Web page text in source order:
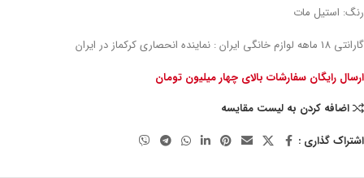
رنگ: استیل مات
گارانتی 18 ماهه لوازم خانگی ایران : نماینده انحصاری کرکماز در ایران
ارسال رایگان سفارشات بالای چهار میلیون تومان
اضافه کردن به لیست مقایسه
اشتراک گذاری :